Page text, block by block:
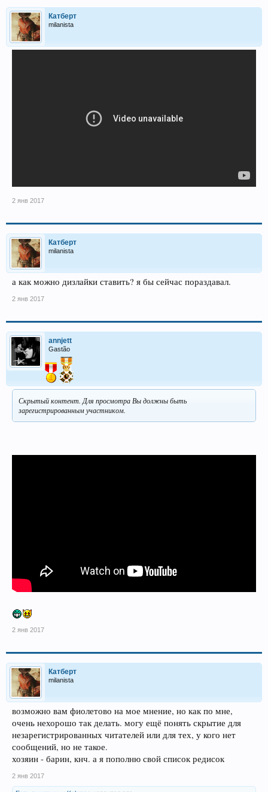
Катберт
milanista
2 янв 2017
Катберт
milanista
а как можно дизлайки ставить? я бы сейчас пораздавал.
2 янв 2017
annjett
Gastão
Скрытый контент. Для просмотра Вы должны быть
зарегистрированным участником.
2 янв 2017
Катберт
milanista
возможно вам фиолетово на мое мнение, но как по мне,
очень нехорошо так делать. могу ещё понять скрытие для
незарегистрированных читателей или для тех, у кого нет
сообщений, но не такое.
хозяин - барин, кнч. а я пополню свой список редисок
2 янв 2017